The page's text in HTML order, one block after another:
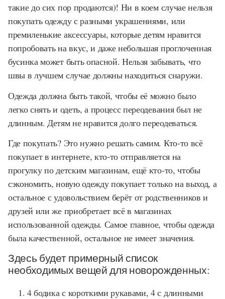
такие до сих пор продаются)! Ни в коем случае нельзя
покупать одежду с разными украшениями, или
премиленькие аксессуары, которые детям нравится
попробовать на вкус, и даже небольшая проглоченная
бусинка может быть опасной. Нельзя забывать, что
швы в лучшем случае должны находиться снаружи.
Одежда должна быть такой, чтобы её можно было
легко снять и одеть, а процесс переодевания был не
длинным. Детям не нравится долго переодеваться.
Где покупать? Это нужно решать самим. Кто-то всё
покупает в интернете, кто-то отправляется на
прогулку по детским магазинам, ещё кто-то, чтобы
сэкономить, новую одежду покупает только на выход, а
остальное с удовольствием берёт от родственников и
друзей или же приобретает всё в магазинах
использованной одежды. Самое главное, чтобы одежда
была качественной, остальное не имеет значения.
Здесь будет примерный список
необходимых вещей для новорожденных:
4 бодика с короткими рукавами, 4 с длинными